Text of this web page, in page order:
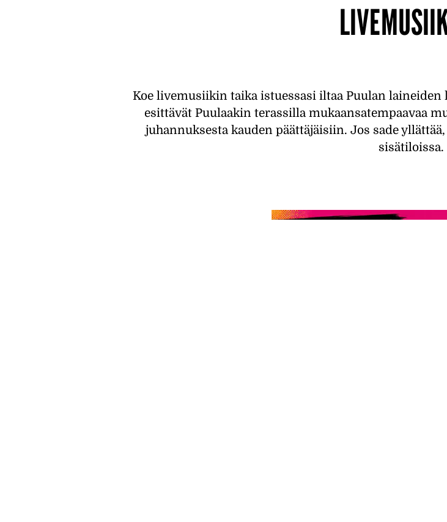
Koe livemusiikin taika istuessasi iltaa Puulan
esittävät Puulaakin terassilla mukaansatempaavaa
juhannuksesta kauden päättäjäisiin. Jos sade
sisätiloissa.